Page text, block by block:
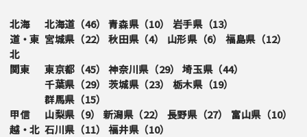
北海
道・東
北
北海道（46） 青森県（10） 岩手県（13）
宮城県（22） 秋田県（4） 山形県（6） 福島県（12）
関東 東京都（45） 神奈川県（29） 埼玉県（44）
千葉県（29） 茨城県（23） 栃木県（19）
群馬県（15）
甲信
越・北
山梨県（9） 新潟県（22） 長野県（27） 富山県（10）
石川県（11） 福井県（10）